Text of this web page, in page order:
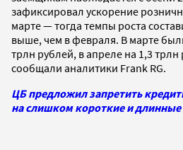
зафиксировал ускорение
марте — тогда темпы роста
выше, чем в февраля. В марте
трлн рублей, в апреле на 1,3 трлн
сообщали аналитики Frank RG.
ЦБ предложил запретить
на слишком короткие и длинные